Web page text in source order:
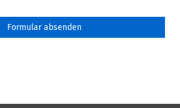
Formular absenden